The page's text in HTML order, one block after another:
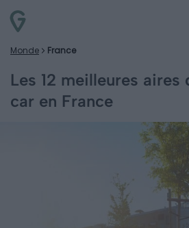
Monde France
Les 12 meilleures
car en France